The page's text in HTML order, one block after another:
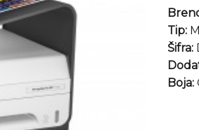
Tip:
Šifra:
Boja: